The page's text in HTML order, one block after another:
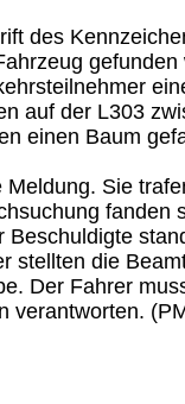
des
auf der L303
einen Baum
Sie
fanden
stellten die
Der Fahrer
verantworten.